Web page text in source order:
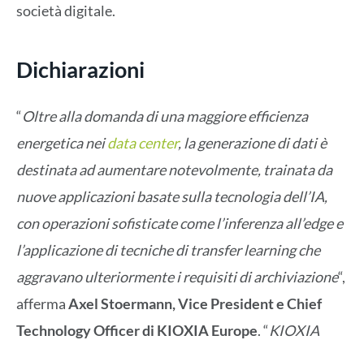
società digitale.
Dichiarazioni
“Oltre alla domanda di una maggiore efficienza
energetica neidata center, la generazione di dati è
destinata ad aumentare notevolmente, trainata da
nuove applicazioni basate sulla tecnologia dell’IA,
con operazioni sofisticate come l’inferenza all’edge e
l’applicazione di tecniche di transfer learning che
aggravano ulteriormente i requisiti di archiviazione“,
affermaAxel Stoermann, Vice President e Chief
Technology Officer di KIOXIA Europe. “KIOXIA